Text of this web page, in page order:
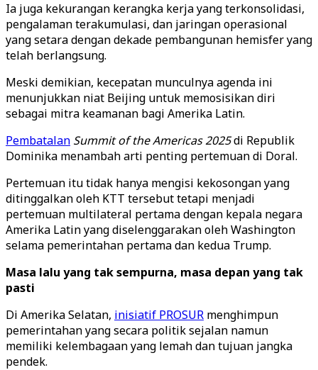
Ia juga kekurangan kerangka kerja yang terkonsolidasi,
pengalaman terakumulasi, dan jaringan operasional
yang setara dengan dekade pembangunan hemisfer yang
telah berlangsung.
Meski demikian, kecepatan munculnya agenda ini
menunjukkan niat Beijing untuk memosisikan diri
sebagai mitra keamanan bagi Amerika Latin.
Pembatalan Summit of the Americas 2025di Republik
Dominika menambah arti penting pertemuan di Doral.
Pertemuan itu tidak hanya mengisi kekosongan yang
ditinggalkan oleh KTT tersebut tetapi menjadi
pertemuan multilateral pertama dengan kepala negara
Amerika Latin yang diselenggarakan oleh Washington
selama pemerintahan pertama dan kedua Trump.
Masa lalu yang tak sempurna, masa depan yang tak
pasti
Di Amerika Selatan, inisiatif PROSUR menghimpun
pemerintahan yang secara politik sejalan namun
memiliki kelembagaan yang lemah dan tujuan jangka
pendek.